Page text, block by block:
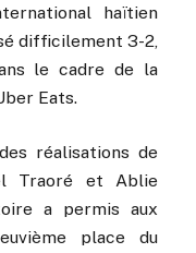
haïtien
difficilement 3-2,
le cadre de la
Eats.
réalisations de
Traoré et Ablie
a permis aux
place du